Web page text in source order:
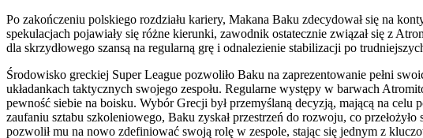
Po zakończeniu polskiego rozdziału kariery, Makana Baku zdecydował się na
spekulacjach pojawiały się różne kierunki, zawodnik ostatecznie związał się z
dla skrzydłowego szansą na regularną grę i odnalezienie stabilizacji po
Środowisko greckiej Super League pozwoliło Baku na zaprezentowanie pełni
układankach taktycznych swojego zespołu. Regularne występy w barwach
pewność siebie na boisku. Wybór Grecji był przemyślaną decyzją, mającą na
zaufaniu sztabu szkoleniowego, Baku zyskał przestrzeń do rozwoju, co
pozwolił mu na nowo zdefiniować swoją rolę w zespole, stając się jednym z